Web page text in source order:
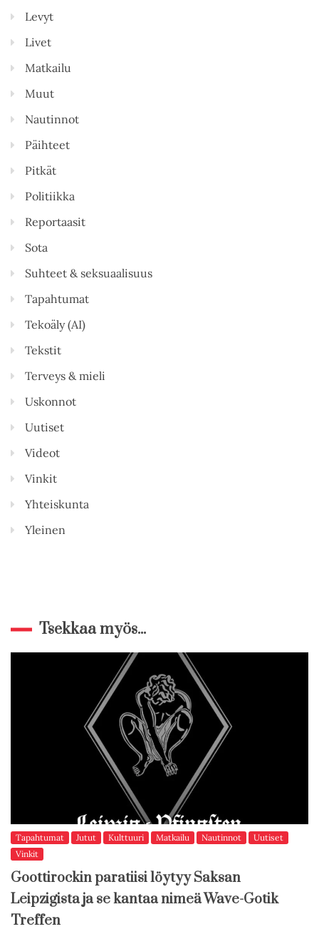
Levyt
Livet
Matkailu
Muut
Nautinnot
Päihteet
Pitkät
Politiikka
Reportaasit
Sota
Suhteet & seksuaalisuus
Tapahtumat
Tekoäly (AI)
Tekstit
Terveys & mieli
Uskonnot
Uutiset
Videot
Vinkit
Yhteiskunta
Yleinen
Tsekkaa myös...
Tapahtumat Jutut Kulttuuri Matkailu Nautinnot
Uutiset
Vinkit
Goottirockin paratiisi löytyy Saksan
Leipzigista ja se kantaa nimeä Wave-Gotik
Treffen